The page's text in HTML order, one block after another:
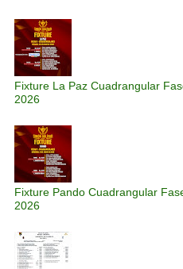
Fixture La Paz Cuadrangular
2026
Fixture Pando Cuadrangular
2026